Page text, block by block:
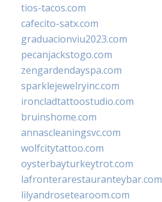
tios-tacos.com
cafecito-satx.com
graduacionviu2023.com
pecanjackstogo.com
zengardendayspa.com
sparklejewelryinc.com
ironcladtattoostudio.com
bruinshome.com
annascleaningsvc.com
wolfcitytattoo.com
oysterbayturkeytrot.com
lafronterarestauranteybar.com
lilyandrosetearoom.com